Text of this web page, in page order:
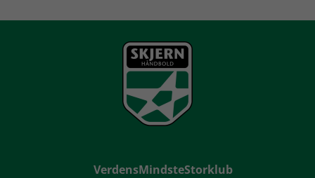
VerdensMindsteStorklub